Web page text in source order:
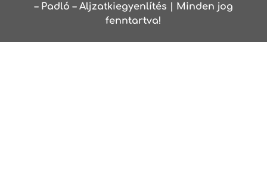
– Padló – Aljzatkiegyenlítés | Minden jog
fenntartva!